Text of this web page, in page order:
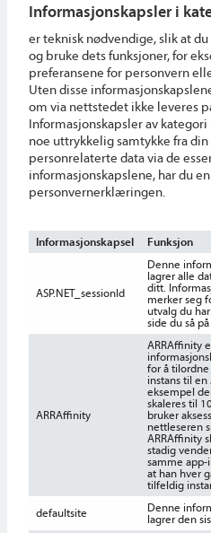
Informasjonskapsler i
er teknisk nødvendige, slik at
og bruke dets funksjoner, for
preferansene for personvern
Uten disse
om via nettstedet ikke leveres
Informasjonskapsler av kategori
noe uttrykkelig samtykke fra
personrelaterte data via de
informasjonskapslene, har du
personvernerklæringen.
Informasjonskapsel Funksjon
ASP.NET_sessionId
Denne
lagrer alle
ditt.
merker seg
utvalg du
side du så
ARRAffinity
ARRAffinity
for å
instans til en
eksempel
skaleres til
bruker
nettleseren
ARRAffinity
stadig
samme
at han hver
tilfeldig
defaultsite
Denne
lagrer den